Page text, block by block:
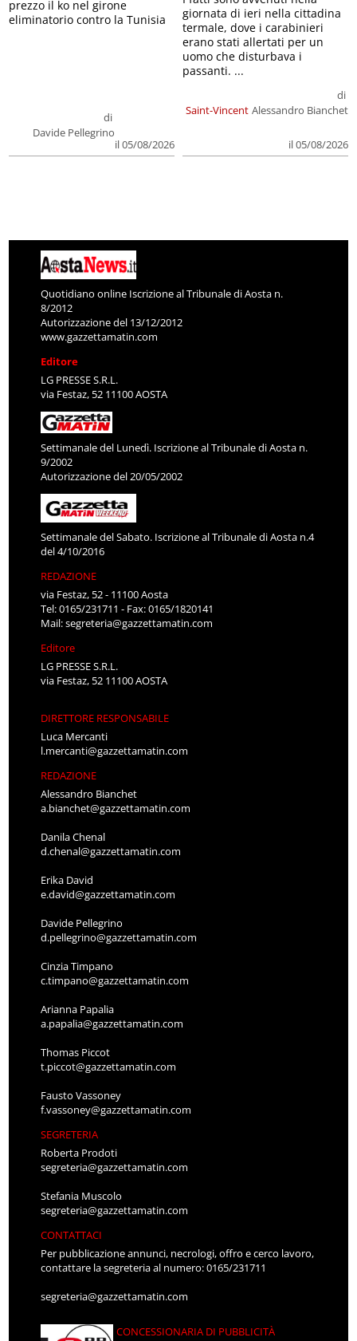
di
Davide Pellegrino
il 05/08/2026
prezzo il ko nel girone
eliminatorio contro la Tunisia
Saint-Vincent
di
Alessandro Bianchet
il 05/08/2026
giornata di ieri nella cittadina
termale, dove i carabinieri
erano stati allertati per un
uomo che disturbava i
passanti. ...
Quotidiano online Iscrizione al Tribunale di Aosta n.
8/2012
Autorizzazione del 13/12/2012
www.gazzettamatin.com
Editore
LG PRESSE S.R.L.
via Festaz, 52 11100 AOSTA
Settimanale del Lunedì. Iscrizione al Tribunale di Aosta n.
9/2002
Autorizzazione del 20/05/2002
Settimanale del Sabato. Iscrizione al Tribunale di Aosta n.4
del 4/10/2016
REDAZIONE
via Festaz, 52 - 11100 Aosta
Tel: 0165/231711 - Fax: 0165/1820141
Mail:segreteria@gazzettamatin.com
Editore
LG PRESSE S.R.L.
via Festaz, 52 11100 AOSTA
DIRETTORE RESPONSABILE
Luca Mercanti
l.mercanti@gazzettamatin.com
REDAZIONE
Alessandro Bianchet
a.bianchet@gazzettamatin.com
Danila Chenal
d.chenal@gazzettamatin.com
Erika David
e.david@gazzettamatin.com
Davide Pellegrino
d.pellegrino@gazzettamatin.com
Cinzia Timpano
c.timpano@gazzettamatin.com
Arianna Papalia
a.papalia@gazzettamatin.com
Thomas Piccot
t.piccot@gazzettamatin.com
Fausto Vassoney
f.vassoney@gazzettamatin.com
SEGRETERIA
Roberta Prodoti
segreteria@gazzettamatin.com
Stefania Muscolo
segreteria@gazzettamatin.com
CONTATTACI
Per pubblicazione annunci, necrologi, offro e cerco lavoro,
contattare la segreteria al numero: 0165/231711
segreteria@gazzettamatin.com
CONCESSIONARIA DI PUBBLICITÀ